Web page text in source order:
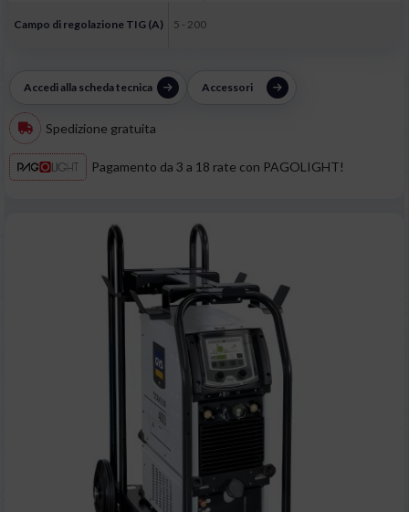
Campo di regolazione TIG (A) 5 - 200
Accedi alla scheda tecnica Accessori
Spedizione gratuita
Pagamento da 3 a 18 rate con PAGOLIGHT!